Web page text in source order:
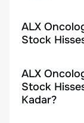
ALX
Stock
ALX
Stock
Kadar?